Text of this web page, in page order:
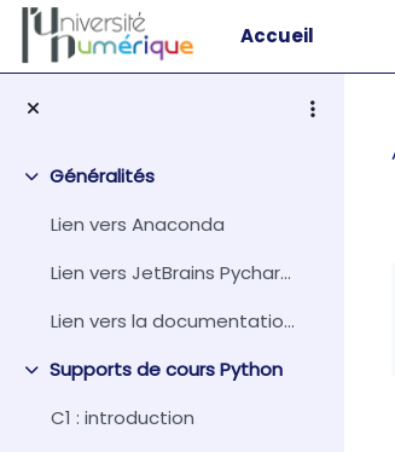
Passer au contenu principal
Accueil
Replier
Généralités
Lien vers Anaconda
Lien vers JetBrains Pycharm
Lien vers la documentation Python
Replier
Supports de cours Python
C1 : introduction